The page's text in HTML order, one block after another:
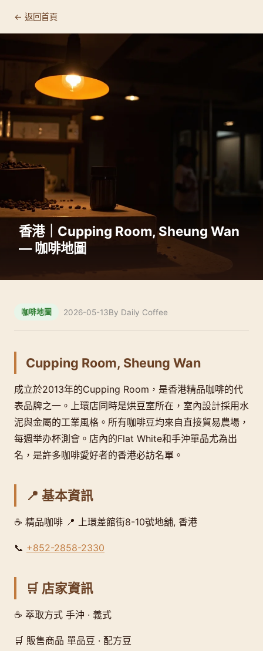
← 返回首頁
香港｜Cupping Room, Sheung Wan
— 咖啡地圖
咖啡地圖 2026-05-13By Daily Coffee
Cupping Room, Sheung Wan
成立於2013年的Cupping Room，是香港精品咖啡的代
表品牌之一。上環店同時是烘豆室所在，室內設計採用水
泥與金屬的工業風格。所有咖啡豆均來自直接貿易農場，
每週举办杯測會。店內的Flat White和手沖單品尤為出
名，是許多咖啡愛好者的香港必訪名單。
📍 基本資訊
☕ 精品咖啡 📍 上環差館街8-10號地舖, 香港
📞 +852-2858-2330
🛒 店家資訊
☕ 萃取方式 手沖 · 義式
🛒 販售商品 單品豆 · 配方豆